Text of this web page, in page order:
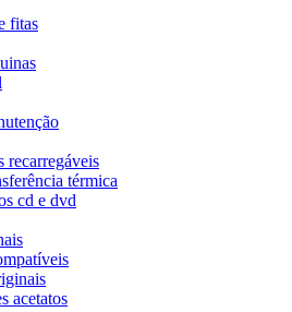
fitas
recarregáveis
térmica
cd e dvd
acetatos